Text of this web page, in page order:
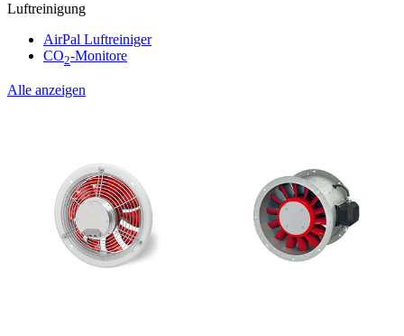
Luftreinigung
AirPal Luftreiniger
CO2-Monitore
Alle anzeigen